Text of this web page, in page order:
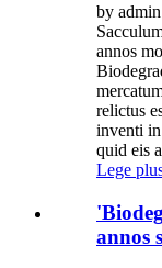
by
annos
relictus
inventi
quid eis
Lege
annos